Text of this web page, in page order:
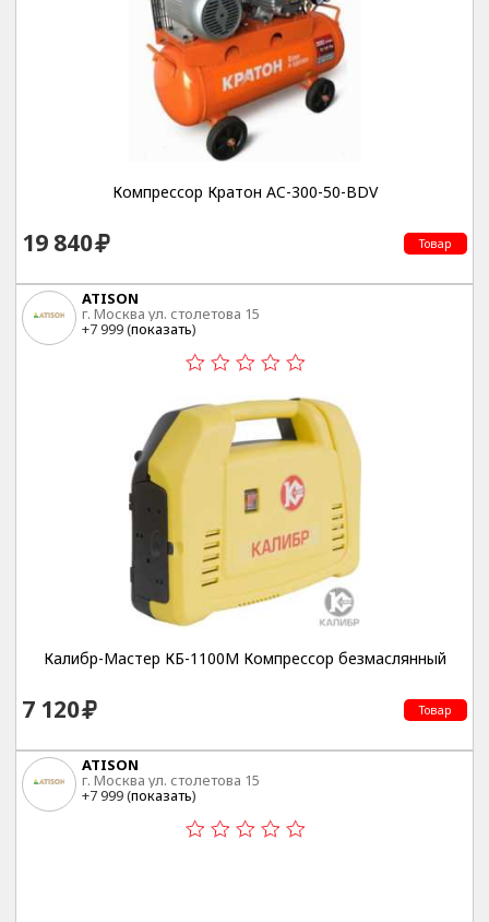
Компрессор Кратон AC-300-50-BDV
19 840 Товар
ATISON
г. Москва ул. столетова 15
+7 999 (показать)
Калибр-Мастер КБ-1100М Компрессор безмаслянный
7 120 Товар
ATISON
г. Москва ул. столетова 15
+7 999 (показать)